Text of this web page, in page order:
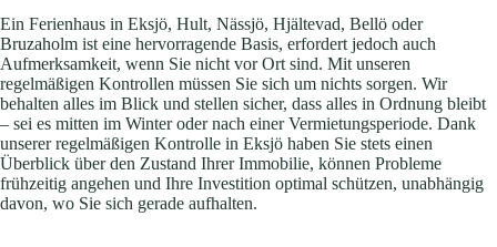
Ein Ferienhaus in Eksjö, Hult, Nässjö, Hjältevad, Bellö oder
Bruzaholm ist eine hervorragende Basis, erfordert jedoch auch
Aufmerksamkeit, wenn Sie nicht vor Ort sind. Mit unseren
regelmäßigen Kontrollen müssen Sie sich um nichts sorgen. Wir
behalten alles im Blick und stellen sicher, dass alles in Ordnung bleibt
– sei es mitten im Winter oder nach einer Vermietungsperiode. Dank
unserer regelmäßigen Kontrolle in Eksjö haben Sie stets einen
Überblick über den Zustand Ihrer Immobilie, können Probleme
frühzeitig angehen und Ihre Investition optimal schützen, unabhängig
davon, wo Sie sich gerade aufhalten.